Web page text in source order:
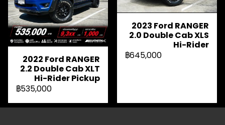
2022 Ford RANGER
2.2 Double Cab XLT
Hi-Rider Pickup
฿535,000
2023 Ford RANGER
2.0 Double Cab XLS
Hi-Rider
฿645,000